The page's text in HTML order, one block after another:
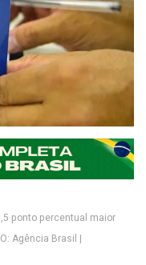
ponto percentual maior
Agência Brasil |